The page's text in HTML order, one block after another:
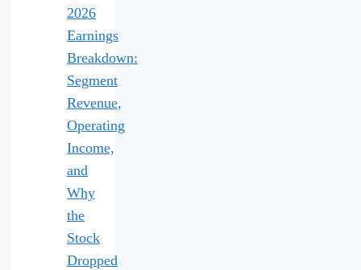
2026
Earnings
Breakdown:
Segment
Revenue,
Operating
Income,
and
Why
the
Stock
Dropped